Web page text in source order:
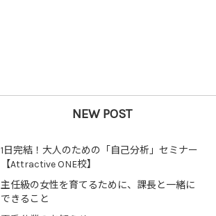
NEW POST
1日完結！大人のための「自己分析」セミナー
【Attractive ONE校】
主任級の女性を育てるために、課長と一緒に
できること